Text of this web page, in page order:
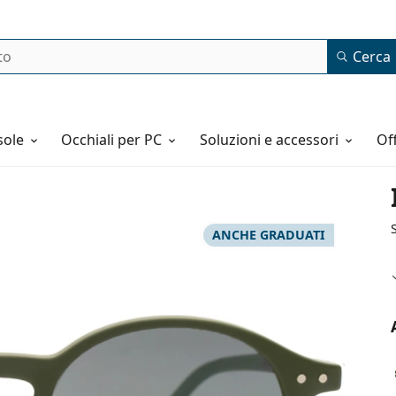
Cerca
Occhiali per PC Soluzioni e accessori
ANCHE GRADUATI